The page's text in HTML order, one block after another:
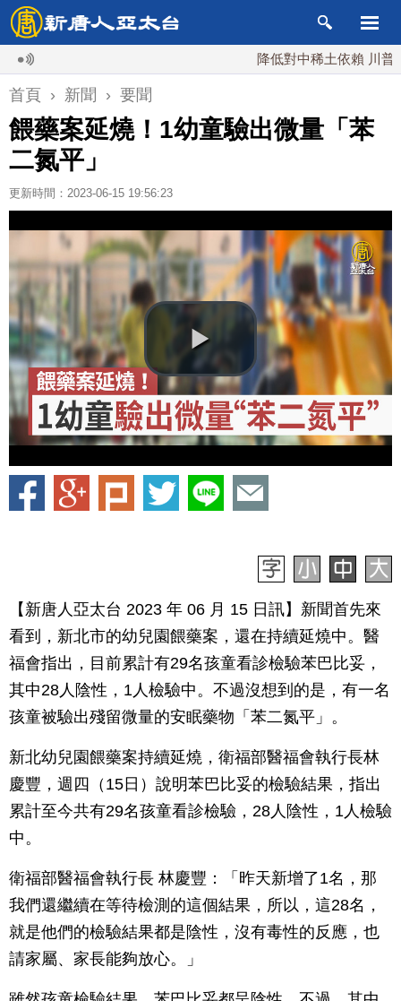
降低對中稀土依賴 川普宣布礦
首頁 › 新聞 › 要聞
餵藥案延燒！1幼童驗出微量「苯
二氮平」
更新時間：2023-06-15 19:56:23
【新唐人亞太台 2023 年 06 月 15 日訊】新聞首先來
看到，新北市的幼兒園餵藥案，還在持續延燒中。醫
福會指出，目前累計有29名孩童看診檢驗苯巴比妥，
其中28人陰性，1人檢驗中。不過沒想到的是，有一名
孩童被驗出殘留微量的安眠藥物「苯二氮平」。
新北幼兒園餵藥案持續延燒，衛福部醫福會執行長林
慶豐，週四（15日）說明苯巴比妥的檢驗結果，指出
累計至今共有29名孩童看診檢驗，28人陰性，1人檢驗
中。
衛福部醫福會執行長 林慶豐：「昨天新增了1名，那
我們還繼續在等待檢測的這個結果，所以，這28名，
就是他們的檢驗結果都是陰性，沒有毒性的反應，也
請家屬、家長能夠放心。」